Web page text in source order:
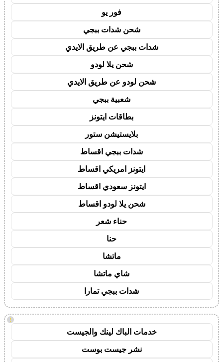
فور يو
شحن شدات ببجي
شدات ببجي عن طريق الايدي
شحن يلا لودو
شحن لودو عن طريق الايدي
شعبية ببجي
بطاقات ايتونز
بلايستيشن ستور
شدات ببجي اقساط
ايتونز امريكي اقساط
ايتونز سعودي اقساط
شحن يلا لودو اقساط
حناء شعر
حنا
ماتشا
شاي ماتشا
شدات ببجي تمارا
!
خدمات الباك لينك والجيست
نشر جيست بوست